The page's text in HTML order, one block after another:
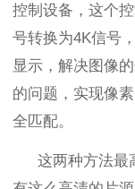
控制设备，这个
号转换为4K信号
显示，解决图像
的问题，实现像
全匹配。
这两种方法最